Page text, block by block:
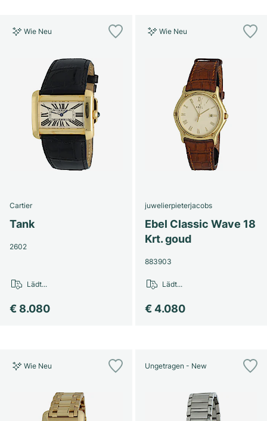
Wie Neu
Cartier
Tank
2602
€ 8.080
Lädt...
Wie Neu
juwelierpieterjacobs
Ebel Classic Wave 18
Krt. goud
883903
€ 4.080
Lädt...
Wie Neu Ungetragen - New